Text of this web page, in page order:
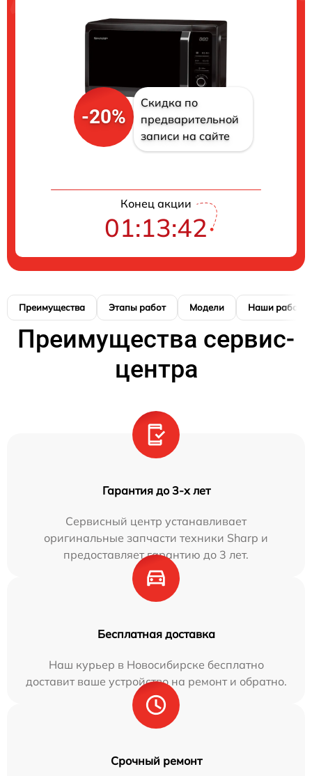
-20%
Скидка по
предварительной
записи на сайте
Конец акции
01:13:41
Преимущества Этапы работ Модели Наши работы
Преимущества сервис-
центра
Гарантия до 3-х лет
Сервисный центр устанавливает
оригинальные запчасти техники Sharp и
предоставляет гарантию до 3 лет.
Бесплатная доставка
Наш курьер в Новосибирске бесплатно
доставит ваше устройство на ремонт и обратно.
Срочный ремонт